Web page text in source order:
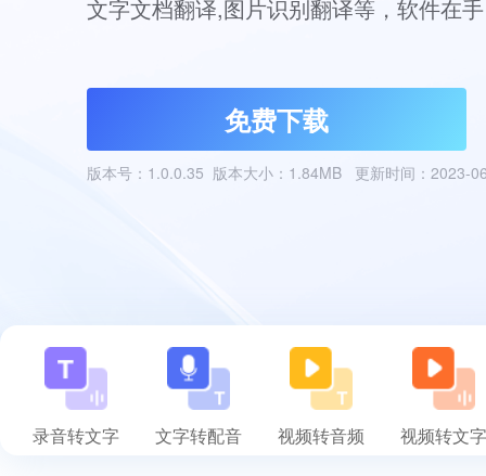
文字文档翻译,图片识别翻译等，软件在
免费下载
版本号：1.0.0.35 版本大小：1.84MB 更新时间：2023-
录音转文字 文字转配音 视频转音频 视频转文字